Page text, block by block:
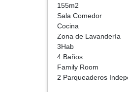
155m2
Sala Comedor
Cocina
Zona de Lavandería
3Hab
4 Baños
Family Room
2 Parqueaderos